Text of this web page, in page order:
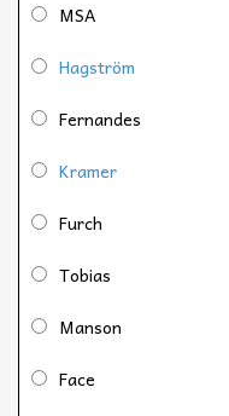
MSA
Hagström
Fernandes
Kramer
Furch
Tobias
Manson
Face